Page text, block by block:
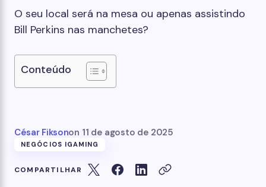
O seu local será na mesa ou apenas assistindo
Bill Perkins nas manchetes?
Conteúdo
César Fiksonon 11 de agosto de 2025
NEGÓCIOS IGAMING
COMPARTILHAR